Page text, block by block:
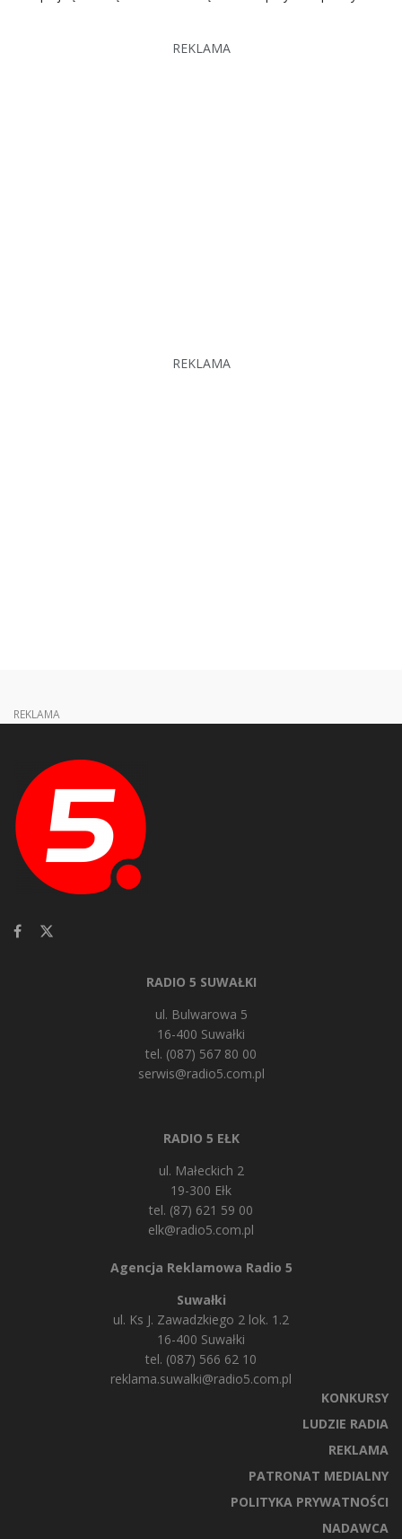
REKLAMA
REKLAMA
REKLAMA
RADIO 5 SUWAŁKI
ul. Bulwarowa 5
16-400 Suwałki
tel. (087) 567 80 00
serwis@radio5.com.pl
RADIO 5 EŁK
ul. Małeckich 2
19-300 Ełk
tel. (87) 621 59 00
elk@radio5.com.pl
Agencja Reklamowa Radio 5
Suwałki
ul. Ks J. Zawadzkiego 2 lok. 1.2
16-400 Suwałki
tel. (087) 566 62 10
reklama.suwalki@radio5.com.pl
KONKURSY
LUDZIE RADIA
REKLAMA
PATRONAT MEDIALNY
POLITYKA PRYWATNOŚCI
NADAWCA